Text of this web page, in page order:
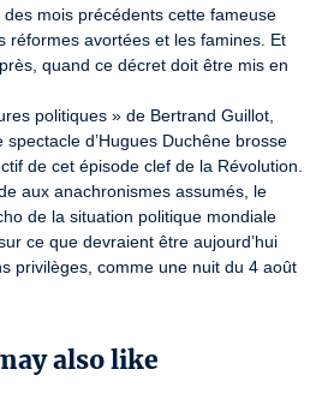
mois précédents cette fameuse
réformes avortées et les famines. Et
quand ce décret doit être mis en
politiques » de Bertrand Guillot,
spectacle d’Hugues Duchêne brosse
de cet épisode clef de la Révolution.
aux anachronismes assumés, le
de la situation politique mondiale
ce que devraient être aujourd’hui
privilèges, comme une nuit du 4 août
also like